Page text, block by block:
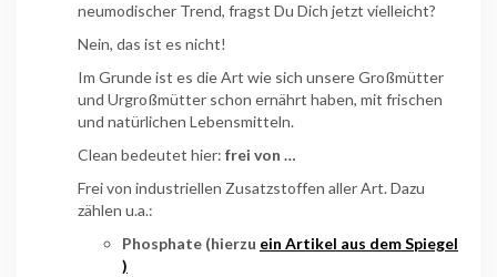
neumodischer Trend, fragst Du Dich jetzt vielleicht?
Nein, das ist es nicht!
Im Grunde ist es die Art wie sich unsere Großmütter
und Urgroßmütter schon ernährt haben, mit frischen
und natürlichen Lebensmitteln.
Clean bedeutet hier: frei von …
Frei von industriellen Zusatzstoffen aller Art. Dazu
zählen u.a.:
Phosphate (hierzu ein Artikel aus dem Spiegel
)